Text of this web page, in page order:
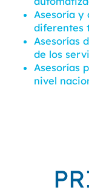
Asesoría y
diferentes
Asesorías
de los
Asesorías
nivel